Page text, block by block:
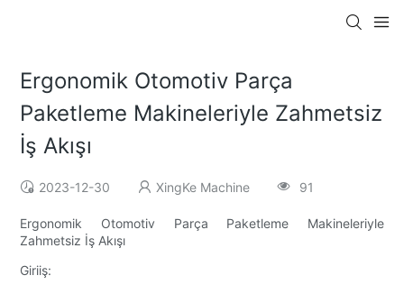
Ergonomik Otomotiv Parça
Paketleme Makineleriyle Zahmetsiz
İş Akışı
2023-12-30 XingKe Machine 91
Ergonomik Otomotiv Parça Paketleme Makineleriyle
Zahmetsiz İş Akışı
Giriiş: